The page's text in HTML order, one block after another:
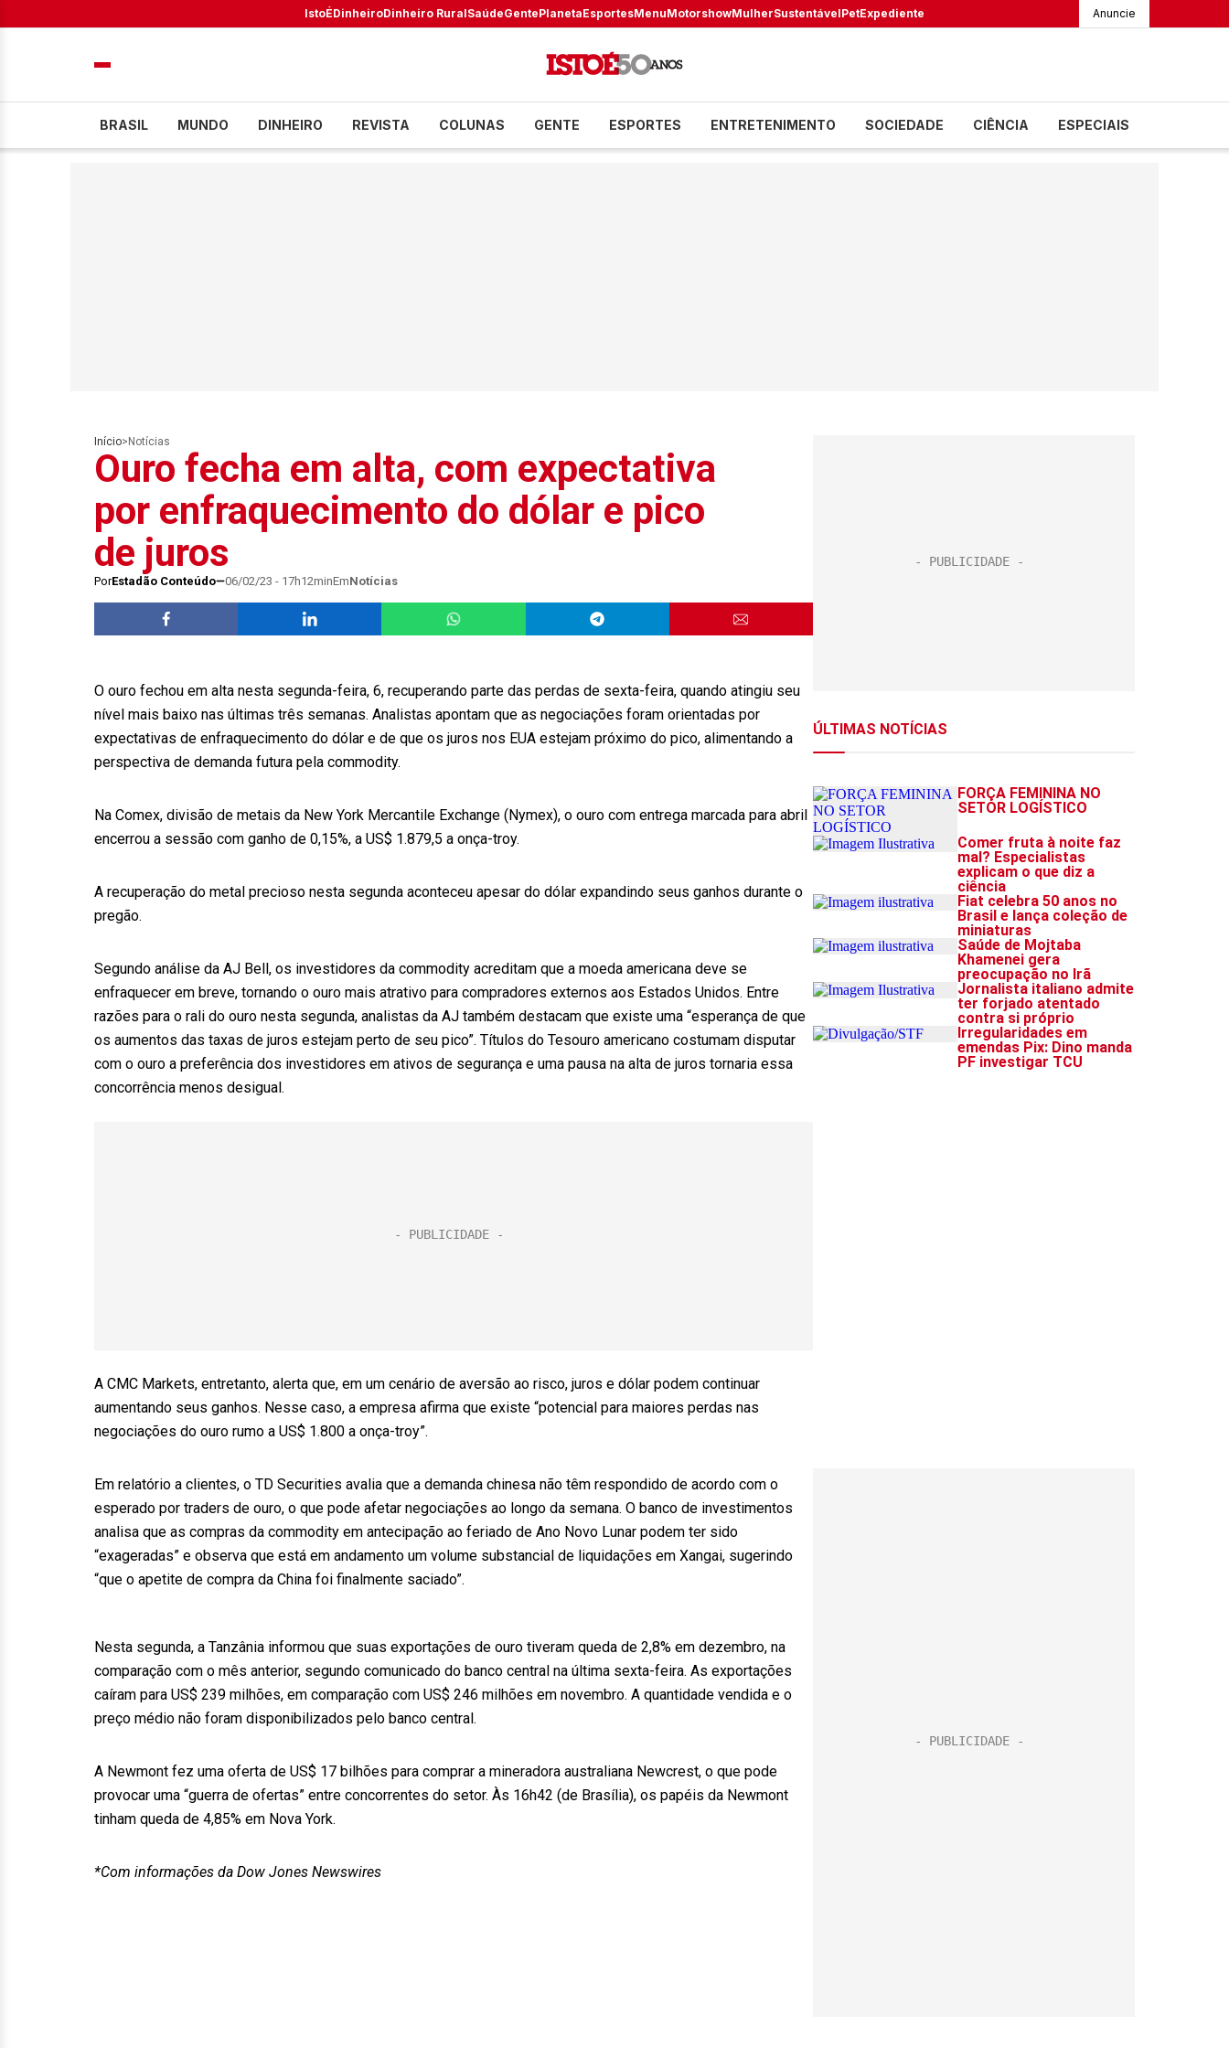
IstoÉDinheiroDinheiro RuralSaúdeGentePlanetaEsportesMenuMotorshowMulherSustentávelPetExpediente Anuncie
BRASIL MUNDO DINHEIRO REVISTA COLUNAS GENTE ESPORTES ENTRETENIMENTO SOCIEDADE CIÊNCIA ESPECIAIS
Início> Notícias
Ouro fecha em alta, com expectativa
por enfraquecimento do dólar e pico
de juros
PorEstadão Conteúdo 06/02/23 - 17h12minEmNotícias
O ouro fechou em alta nesta segunda-feira, 6, recuperando parte das perdas de sexta-feira, quando atingiu seu
nível mais baixo nas últimas três semanas. Analistas apontam que as negociações foram orientadas por
expectativas de enfraquecimento do dólar e de que os juros nos EUA estejam próximo do pico, alimentando a
perspectiva de demanda futura pela commodity.
Na Comex, divisão de metais da New York Mercantile Exchange (Nymex), o ouro com entrega marcada para abril
encerrou a sessão com ganho de 0,15%, a US$ 1.879,5 a onça-troy.
A recuperação do metal precioso nesta segunda aconteceu apesar do dólar expandindo seus ganhos durante o
pregão.
Segundo análise da AJ Bell, os investidores da commodity acreditam que a moeda americana deve se
enfraquecer em breve, tornando o ouro mais atrativo para compradores externos aos Estados Unidos. Entre
razões para o rali do ouro nesta segunda, analistas da AJ também destacam que existe uma “esperança de que
os aumentos das taxas de juros estejam perto de seu pico”. Títulos do Tesouro americano costumam disputar
com o ouro a preferência dos investidores em ativos de segurança e uma pausa na alta de juros tornaria essa
concorrência menos desigual.
A CMC Markets, entretanto, alerta que, em um cenário de aversão ao risco, juros e dólar podem continuar
aumentando seus ganhos. Nesse caso, a empresa afirma que existe “potencial para maiores perdas nas
negociações do ouro rumo a US$ 1.800 a onça-troy”.
Em relatório a clientes, o TD Securities avalia que a demanda chinesa não têm respondido de acordo com o
esperado por traders de ouro, o que pode afetar negociações ao longo da semana. O banco de investimentos
analisa que as compras da commodity em antecipação ao feriado de Ano Novo Lunar podem ter sido
“exageradas” e observa que está em andamento um volume substancial de liquidações em Xangai, sugerindo
“que o apetite de compra da China foi finalmente saciado”.
Nesta segunda, a Tanzânia informou que suas exportações de ouro tiveram queda de 2,8% em dezembro, na
comparação com o mês anterior, segundo comunicado do banco central na última sexta-feira. As exportações
caíram para US$ 239 milhões, em comparação com US$ 246 milhões em novembro. A quantidade vendida e o
preço médio não foram disponibilizados pelo banco central.
A Newmont fez uma oferta de US$ 17 bilhões para comprar a mineradora australiana Newcrest, o que pode
provocar uma “guerra de ofertas” entre concorrentes do setor. Às 16h42 (de Brasília), os papéis da Newmont
tinham queda de 4,85% em Nova York.
*Com informações da Dow Jones Newswires